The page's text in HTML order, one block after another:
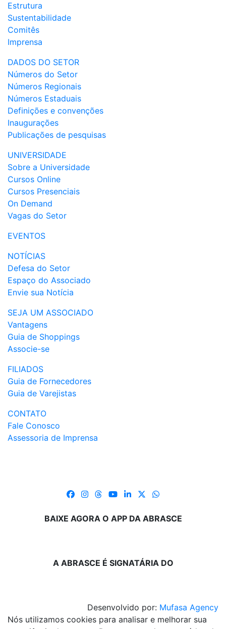
Estrutura
Sustentabilidade
Comitês
Imprensa
DADOS DO SETOR
Números do Setor
Números Regionais
Números Estaduais
Definições e convenções
Inaugurações
Publicações de pesquisas
UNIVERSIDADE
Sobre a Universidade
Cursos Online
Cursos Presenciais
On Demand
Vagas do Setor
EVENTOS
NOTÍCIAS
Defesa do Setor
Espaço do Associado
Envie sua Notícia
SEJA UM ASSOCIADO
Vantagens
Guia de Shoppings
Associe-se
FILIADOS
Guia de Fornecedores
Guia de Varejistas
CONTATO
Fale Conosco
Assessoria de Imprensa
BAIXE AGORA O APP DA ABRASCE
A ABRASCE É SIGNATÁRIA DO
Desenvolvido por: Mufasa Agency
Nós utilizamos cookies para analisar e melhorar sua